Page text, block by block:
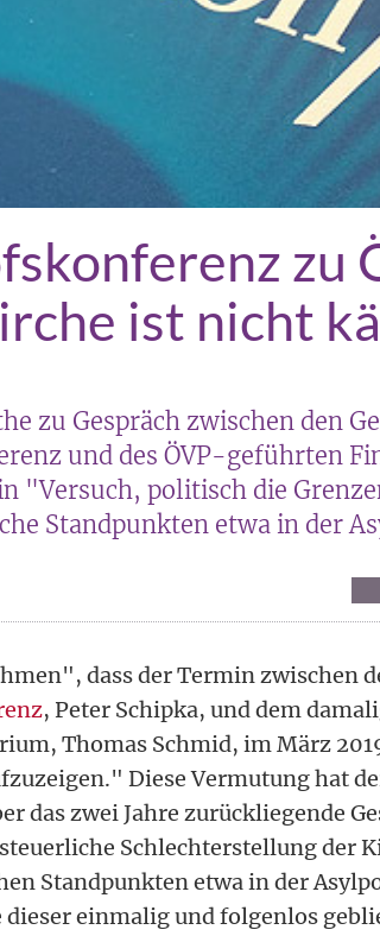
zu
ist nicht
zu Gespräch zwischen den
und des ÖVP-geführten
"Versuch, politisch die
Standpunkten etwa in der
dass der Termin zwischen
, Peter Schipka, und dem
Thomas Schmid, im März
Diese Vermutung hat
das zwei Jahre zurückliegende
Schlechterstellung der
Standpunkten etwa in der
dieser einmalig und folgenlos